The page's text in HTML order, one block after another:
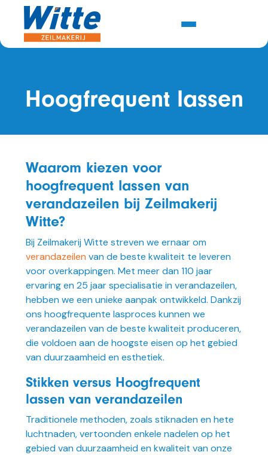
Hoogfrequent lassen
Waarom kiezen voor
hoogfrequent lassen van
verandazeilen bij Zeilmakerij
Witte?
Bij Zeilmakerij Witte streven we ernaar om
verandazeilen van de beste kwaliteit te leveren
voor overkappingen. Met meer dan 110 jaar
ervaring en 25 jaar specialisatie in verandazeilen,
hebben we een unieke aanpak ontwikkeld. Dankzij
ons hoogfrequente lasproces kunnen we
verandazeilen van de beste kwaliteit produceren,
die voldoen aan de hoogste eisen op het gebied
van duurzaamheid en esthetiek.
Stikken versus Hoogfrequent
lassen van verandazeilen
Traditionele methoden, zoals stiknaden en hete
luchtnaden, vertoonden enkele nadelen op het
gebied van duurzaamheid en kwaliteit van onze